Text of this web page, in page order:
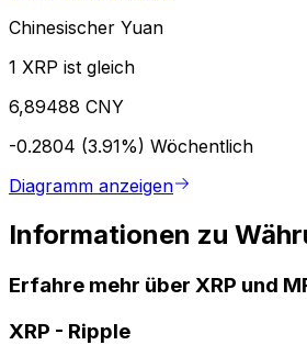
Chinesischer Yuan
1 XRP ist gleich
6,89488 CNY
-0.2804 (3.91%) Wöchentlich
Diagramm anzeigen
Informationen zu
Erfahre mehr über XRP und
XRP - Ripple